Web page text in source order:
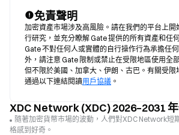
免責聲明
加密資產市場涉及高風險。請在我們的平台上開
行研究，並充分瞭解 Gate 提供的所有資產和任
Gate 不對任何人或實體的自行操作行為承擔任
外，請注意 Gate 限制或禁止在受限地區使用全
但不限於美國、加拿大、伊朗、古巴。有關受限
通過以下連結閱讀用戶協議 。
XDC Network (XDC) 2026–2031
隨著加密貨幣市場的波動，人們對XDC Network短
格感到好奇。